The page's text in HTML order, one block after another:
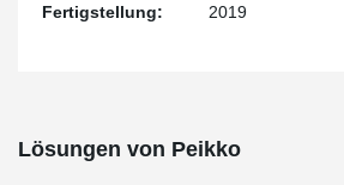
Fertigstellung:
2019
Lösungen von Peikko